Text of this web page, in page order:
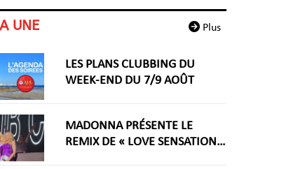
Plus
UNE
LES PLANS CLUBBING DU
WEEK-END DU 7/9 AOÛT
MADONNA PRÉSENTE LE
REMIX DE « LOVE SENSATION »